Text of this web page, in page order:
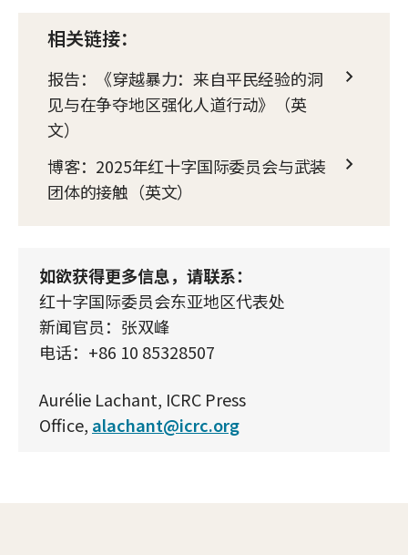
相关链接：
报告：《穿越暴力：来自平民经验的洞
见与在争夺地区强化人道行动》（英
文）
博客：2025年红十字国际委员会与武装
团体的接触（英文）
如欲获得更多信息，请联系：
红十字国际委员会东亚地区代表处
新闻官员：张双峰
电话：+86 10 85328507
Aurélie Lachant, ICRC Press
Office, alachant@icrc.org